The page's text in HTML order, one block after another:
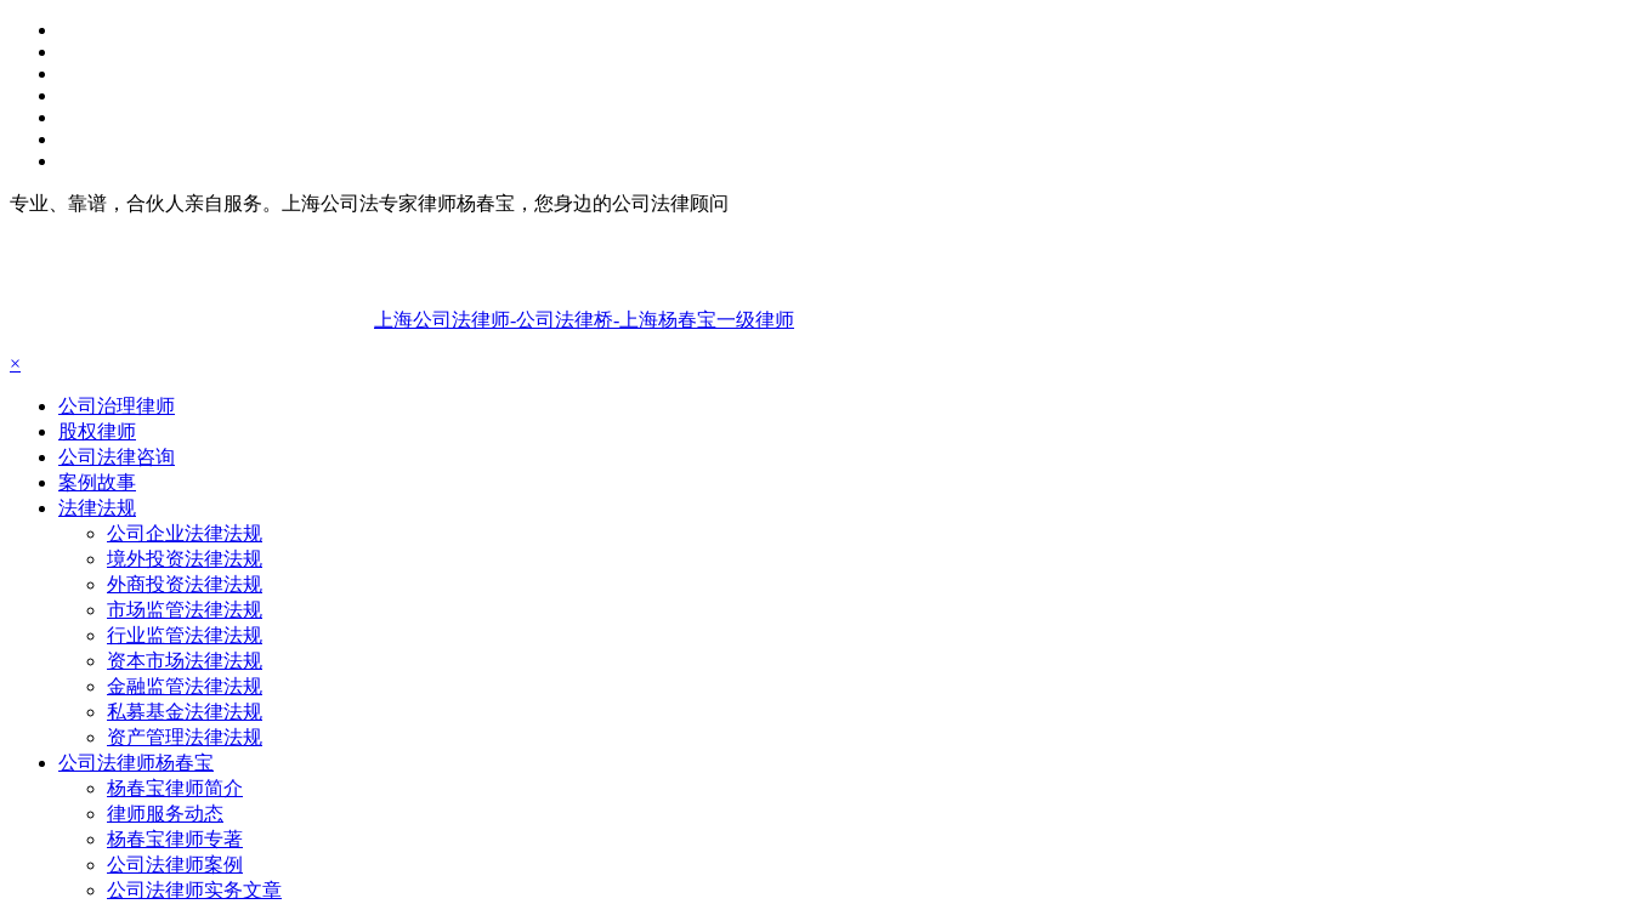
专业、靠谱，合伙人亲自服务。上海公司法专家律师杨春宝，您身边的公司法律顾问
上海公司法律师-公司法律桥-上海杨春宝一级律师
×
公司治理律师
股权律师
公司法律咨询
案例故事
法律法规
公司企业法律法规
境外投资法律法规
外商投资法律法规
市场监管法律法规
行业监管法律法规
资本市场法律法规
金融监管法律法规
私募基金法律法规
资产管理法律法规
公司法律师杨春宝
杨春宝律师简介
律师服务动态
杨春宝律师专著
公司法律师案例
公司法律师实务文章